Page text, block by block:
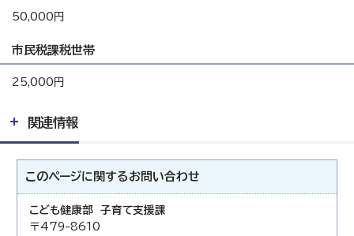
50,000円
市民税課税世帯
25,000円
関連情報
このページに関する お問い合わせ
こども健康部 子育て支援課
〒479-8610